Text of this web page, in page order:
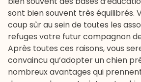
sont bien souvent très équilibrés.
coup sûr au sein de toutes les
refuges votre futur compagnon
Après toutes ces raisons, vous
convaincu qu’adopter un chien
nombreux avantages qui